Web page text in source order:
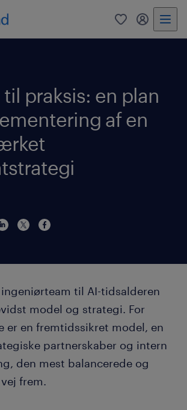
0
praksis: en plan
af en
til AI-tidsalderen
model og strategi. For
er en fremtidssikret model, en
partnerskaber og intern
den mest balancerede og
frem.